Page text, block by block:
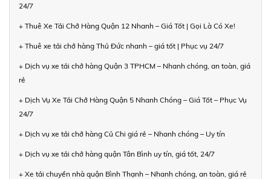
24/7
+ Thuê Xe Tải Chở Hàng Quận 12 Nhanh – Giá Tốt | Gọi Là Có Xe!
+ Thuê xe tải chở hàng Thủ Đức nhanh – giá tốt | Phục vụ 24/7
+ Dịch vụ xe tải chở hàng Quận 3 TPHCM – Nhanh chóng, an toàn, giá
rẻ
+ Dịch Vụ Xe Tải Chở Hàng Quận 5 Nhanh Chóng – Giá Tốt – Phục Vụ
24/7
+ Dịch vụ xe tải chở hàng Củ Chi giá rẻ – Nhanh chóng – Uy tín
+ Dịch vụ xe tải chở hàng quận Tân Bình uy tín, giá tốt, 24/7
+ Xe tải chuyển nhà quận Bình Thạnh – Nhanh chóng, an toàn, giá rẻ